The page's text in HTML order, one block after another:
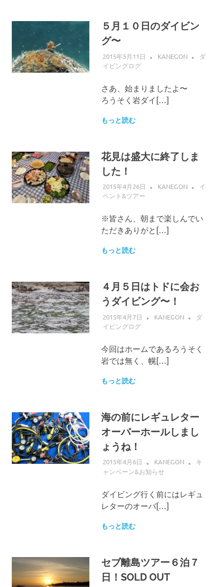
５月１０日のダイビン
グ〜
2015年5月11日 KANEGON
ダ
イビングログ
さあ、始まりましたよ〜
ろうそく岩ダイ[…]
もっと読む
花見は盛大に終了しま
した！
2015年4月26日 KANEGON
イ
ベント&ツアー
※皆さん、朝まで楽しんでい
ただきありがと[…]
もっと読む
４月５日はトドに会お
うダイビング〜！
2015年4月7日 KANEGON
ダ
イビングログ
今回はホームであるろうそく
岩では無く、幌[…]
もっと読む
海の前にレギュレター
オーバーホールしまし
ょうね！
2015年4月6日 KANEGON
キ
ャンペーン&お知らせ
ダイビング行く前にはレギュ
レターのオーバ[…]
もっと読む
セブ離島ツアー６泊７
日！SOLD OUT